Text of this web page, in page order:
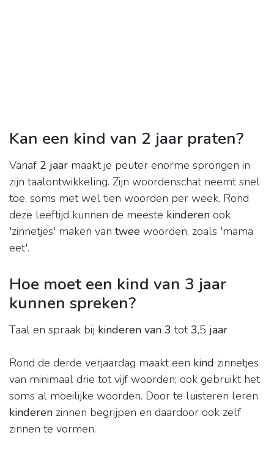
Kan een kind van 2 jaar praten?
Vanaf 2 jaar maakt je peuter enorme sprongen in
zijn taalontwikkeling. Zijn woordenschat neemt snel
toe, soms met wel tien woorden per week. Rond
deze leeftijd kunnen de meeste kinderen ook
'zinnetjes' maken van twee woorden, zoals 'mama
eet'.
Hoe moet een kind van 3 jaar
kunnen spreken?
Taal en spraak bij kinderen van 3 tot3,5 jaar
Rond de derde verjaardag maakt een kind zinnetjes
van minimaal drie tot vijf woorden; ook gebruikt het
soms al moeilijke woorden. Door te luisteren leren
kinderen zinnen begrijpen en daardoor ook zelf
zinnen te vormen.